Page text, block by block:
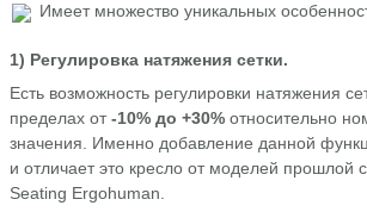
Имеет множество уникальных
1) Регулировка натяжения сетки.
Есть возможность регулировки натяжения
пределах от-10% до +30% относительно
значения. Именно добавление данной
и отличает это кресло от моделей прошлой
Seating Ergohuman.